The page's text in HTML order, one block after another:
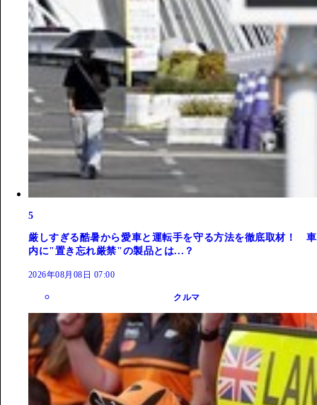
5
厳しすぎる酷暑から愛車と運転手を守る方法を徹底取材！ 車
内に"置き忘れ厳禁"の製品とは...？
2026年08月08日 07:00
クルマ